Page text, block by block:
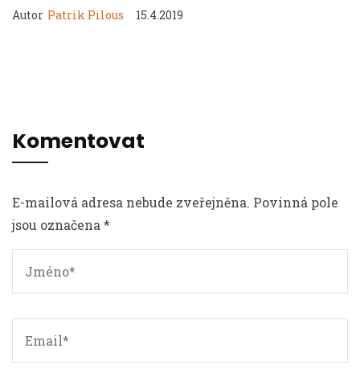
Autor Patrik Pilous 15.4.2019
Komentovat
E-mailová adresa nebude zveřejněna. Povinná pole
jsou označena *